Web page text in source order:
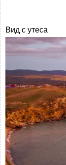
Вид с утеса